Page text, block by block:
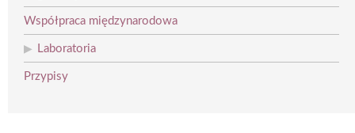
Współpraca międzynarodowa
Laboratoria
Przypisy